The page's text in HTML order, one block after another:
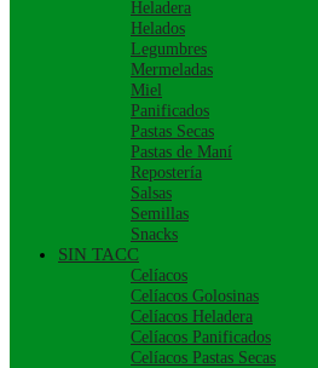
Heladera
Helados
Legumbres
Mermeladas
Miel
Panificados
Pastas Secas
Pastas de Maní
Repostería
Salsas
Semillas
Snacks
SIN TACC
Celíacos
Celíacos Golosinas
Celíacos Heladera
Celíacos Panificados
Celíacos Pastas Secas